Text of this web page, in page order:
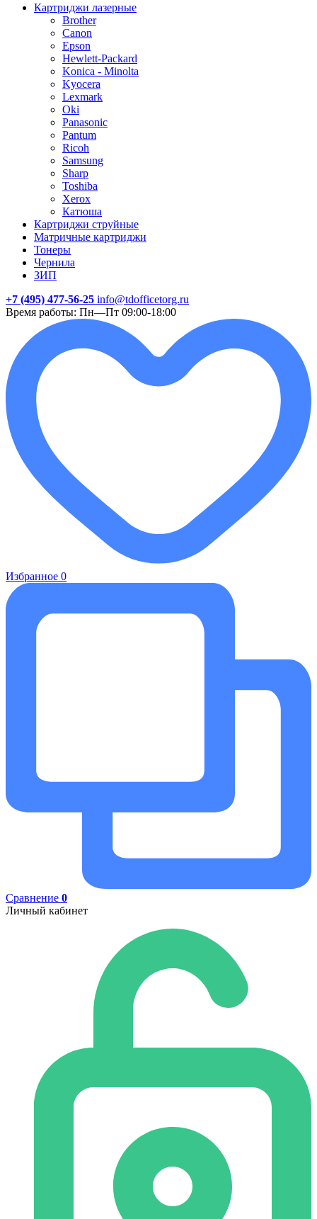
Картриджи лазерные
Brother
Canon
Epson
Hewlett-Packard
Konica - Minolta
Kyocera
Lexmark
Oki
Panasonic
Pantum
Ricoh
Samsung
Sharp
Toshiba
Xerox
Катюша
Картриджи струйные
Матричные картриджи
Тонеры
Чернила
ЗИП
+7 (495) 477-56-25 info@tdofficetorg.ru
Время работы: Пн—Пт 09:00-18:00
Избранное 0
Сравнение 0
Личный кабинет